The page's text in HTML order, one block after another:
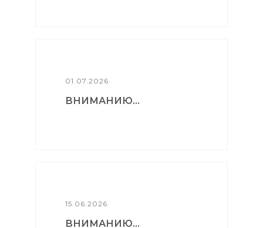
01.07.2026
ВНИМАНИЮ...
15.06.2026
ВНИМАНИЮ...